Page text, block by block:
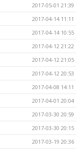
2017-05-01 21:39
2017-04-14 11:11
2017-04-14 10:55
2017-04-12 21:22
2017-04-12 21:05
2017-04-12 20:53
2017-04-08 14:11
2017-04-01 20:04
2017-03-30 20:59
2017-03-30 20:15
2017-03-19 20:36